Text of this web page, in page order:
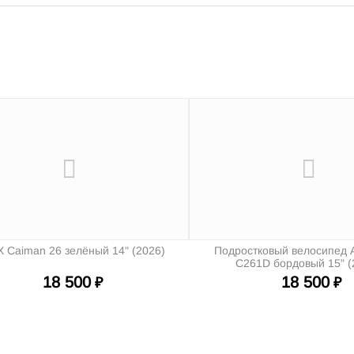
Caiman 26 зелёный 14" (2026)
18 500 ₽
Подростковый велосипед
C261D бордовый 15"
18 500 ₽